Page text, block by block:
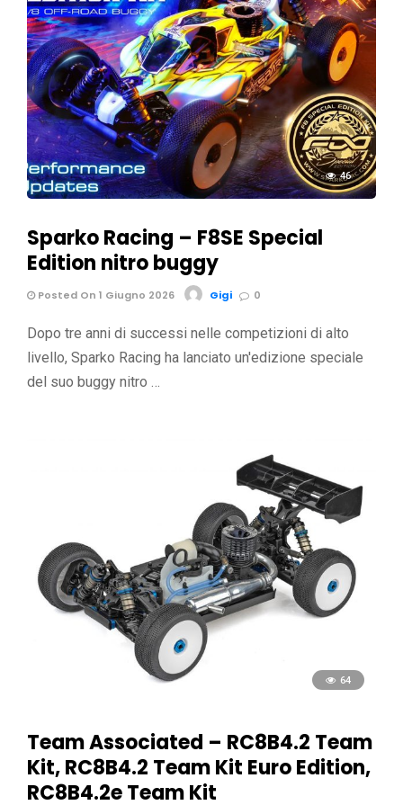
46
Sparko Racing – F8SE Special
Edition nitro buggy
Posted On 1 Giugno 2026 Gigi 0
Dopo tre anni di successi nelle competizioni di alto
livello, Sparko Racing ha lanciato un'edizione speciale
del suo buggy nitro …
64
Team Associated – RC8B4.2 Team
Kit, RC8B4.2 Team Kit Euro Edition,
RC8B4.2e Team Kit